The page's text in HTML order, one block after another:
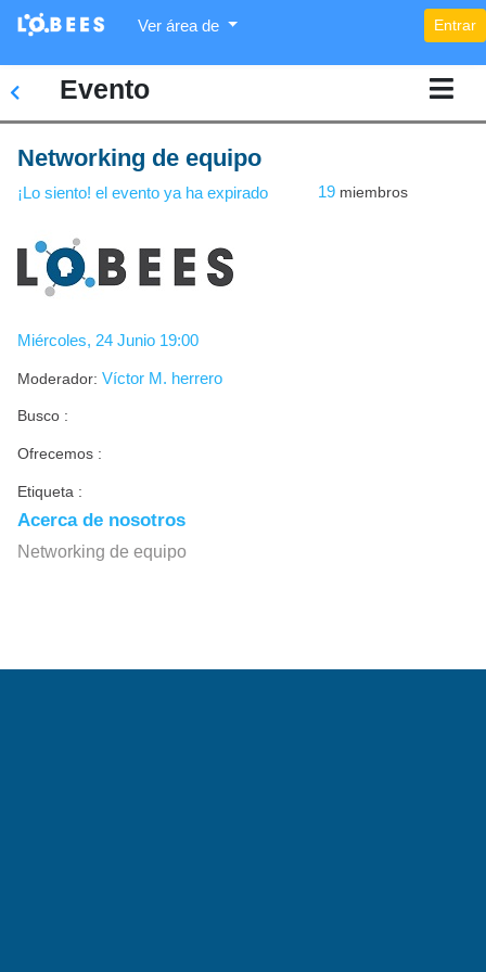
Ver área de Entrar
Acerca
de
Participantes
Conversar
Documentos
Feedback
Evento
Networking de equipo
¡Lo siento! el evento ya ha expirado 19 miembros
Miércoles, 24 Junio 19:00
Moderador: Víctor M. herrero
Busco :
Ofrecemos :
Etiqueta :
Acerca de nosotros
Networking de equipo